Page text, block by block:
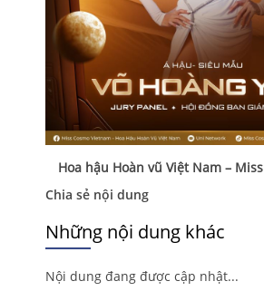
Hoa hậu Hoàn vũ Việt Nam –
Chia sẻ nội dung
Những nội dung khác
Nội dung đang được cập nhật...